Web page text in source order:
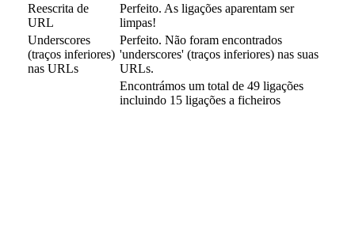
Reescrita de
URL
Perfeito. As ligações aparentam ser
limpas!
Underscores
(traços inferiores)
nas URLs
Perfeito. Não foram encontrados
'underscores' (traços inferiores) nas suas
URLs.
Encontrámos um total de 49 ligações
incluindo 15 ligações a ficheiros